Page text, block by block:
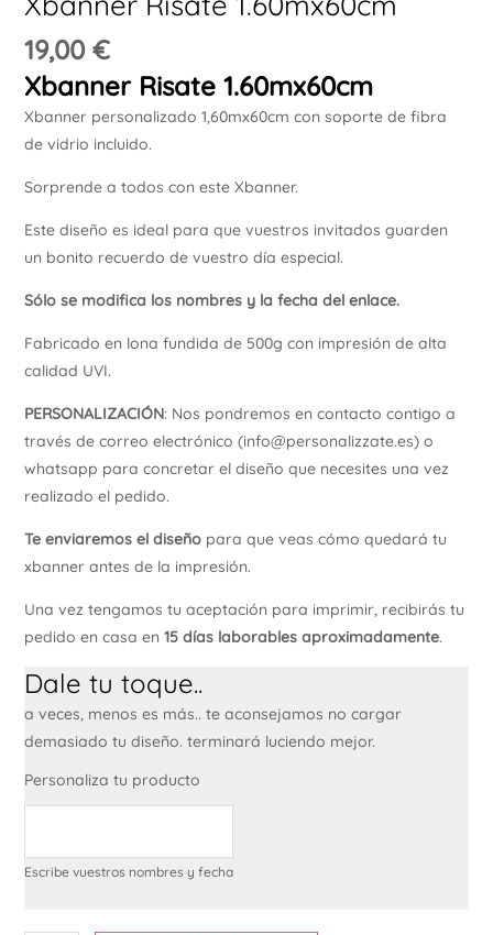
19,00 €
Xbanner Risate 1.60mx60cm
Xbanner personalizado 1,60mx60cm con soporte de fibra
de vidrio incluido.
Sorprende a todos con este Xbanner.
Este diseño es ideal para que vuestros invitados guarden
un bonito recuerdo de vuestro día especial.
Sólo se modifica los nombres y la fecha del enlace.
Fabricado en lona fundida de 500g con impresión de alta
calidad UVI.
PERSONALIZACIÓN: Nos pondremos en contacto contigo a
través de correo electrónico (info@personalizzate.es) o
whatsapp para concretar el diseño que necesites una vez
realizado el pedido.
Te enviaremos el diseñopara que veas cómo quedará tu
xbanner antes de la impresión.
Una vez tengamos tu aceptación para imprimir, recibirás tu
pedido en casa en 15 días laborables aproximadamente.
Dale tu toque..
a veces, menos es más.. te aconsejamos no cargar
demasiado tu diseño. terminará luciendo mejor.
Personaliza tu producto
Escribe vuestros nombres y fecha